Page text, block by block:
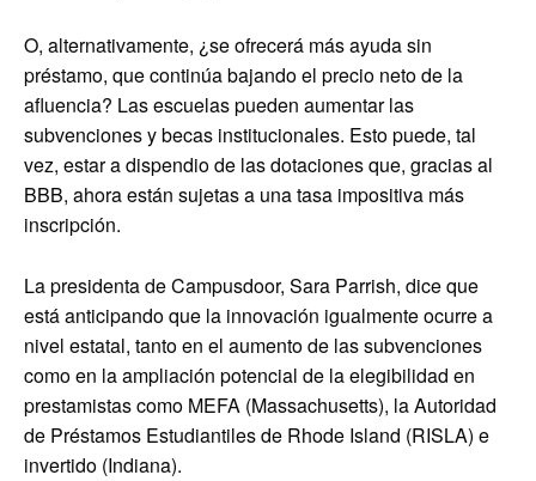
O, alternativamente, ¿se ofrecerá más ayuda sin
préstamo, que continúa bajando el precio neto de la
afluencia? Las escuelas pueden aumentar las
subvenciones y becas institucionales. Esto puede, tal
vez, estar a dispendio de las dotaciones que, gracias al
BBB, ahora están sujetas a una tasa impositiva más
inscripción.
La presidenta de Campusdoor, Sara Parrish, dice que
está anticipando que la innovación igualmente ocurre a
nivel estatal, tanto en el aumento de las subvenciones
como en la ampliación potencial de la elegibilidad en
prestamistas como MEFA (Massachusetts), la Autoridad
de Préstamos Estudiantiles de Rhode Island (RISLA) e
invertido (Indiana).